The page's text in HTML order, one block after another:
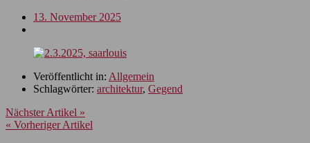
13. November 2025
Veröffentlicht in: Allgemein
Schlagwörter: architektur, Gegend
Nächster Artikel »
« Vorheriger Artikel